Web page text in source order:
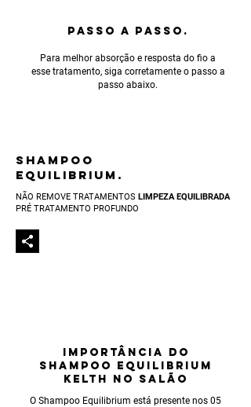
PASSO A PASSO.
Para melhor absorção e resposta do fio a
esse tratamento, siga corretamente o passo a
passo abaixo.
SHAMPOO
EQUILIBRIUM.
NÃO REMOVE TRATAMENTOS LIMPEZA EQUILIBRADA
PRÉ TRATAMENTO PROFUNDO
IMPORTÂNCIA DO
SHAMPOO EQUILIBRIUM
KELTH NO SALÃO
O Shampoo Equilibrium está presente nos 05